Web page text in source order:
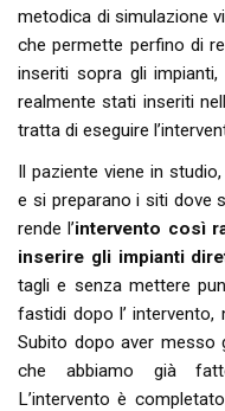
metodica di simulazione
che permette perfino di
inseriti sopra gli
realmente stati inseriti
tratta di eseguire
Il paziente viene in
e si preparano i siti dove
rende l’intervento così
inserire gli impianti
tagli e senza mettere
fastidi dopo l’
Subito dopo aver messo
che abbiamo già
L’intervento è